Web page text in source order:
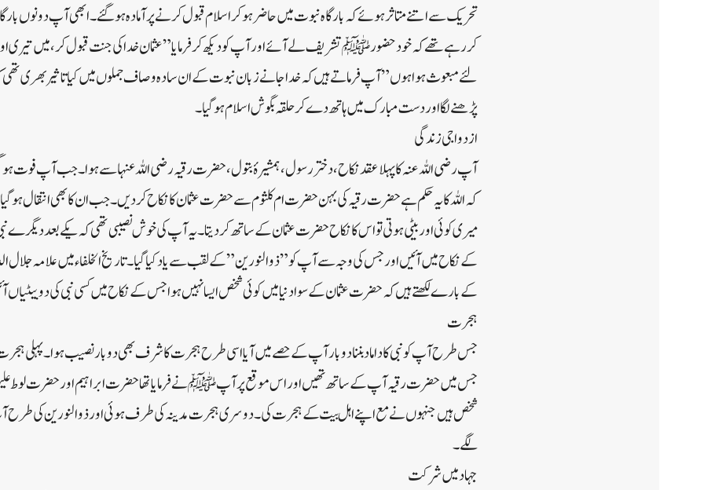
تحریک سے اتنے متاثر ہوئے کہ بارگاہ نبوت میں حاضر ہو کر اسلام قبول کرنے پر آمادہ ہو گئے ۔ ابھی آپ دونوں
کر رہے تھے کہ خود حضور ﷺ تشریف لے آئے اور آپ کو دیکھ کر فرمایا ” عثمان خدا کی جنت قبول کر ، میں تیری
لئے مبعوث ہوا ہوں ” آپ فرماتے ہیں کہ خدا جانے زبان نبوت کے ان سادہ و صاف جملوں میں کیا تاثیر بھری تھی
پڑھنے لگا اور دست مبارک میں ہاتھ دے کر حلقہ بگوش اسلام ہو گیا ۔
ازدواجی زندگی
آپ رضی اللہ عنہ کا پہلا عقد نکاح ، دختر رسول ، ہمشیرۂ بتول ، حضرت رقیہ رضی اللہ عنہا سے ہوا ۔ جب آپ فوت
کہ اللہ کا یہ حکم ہے حضرت رقیہ کی بہن حضرت ام کلثوم سے حضرت عثمان کا نکاح کر دیں ۔ جب ان کا بھی انتقال
میری کوئی اور بیٹی ہوتی تو اس کا نکاح حضرت عثمان کے ساتھ کر دیتا ۔ یہ آپ کی خوش نصیبی تھی کہ یکے بعد
کے نکاح میں آئیں اور جس کی وجہ سے آپ کو ” ذو النورین ” کے لقب سے یاد کیا گیا ۔ تاریخ الخلفاء میں علامہ جلال
کے بارے لکھتے ہیں کہ حضرت عثمان کے سوا دنیا میں کوئی شخص ایسا نہیں ہوا جس کے نکاح میں کسی نبی کی دو
ہجرت
جس طرح آپ کو نبی کا داماد بننا دو بار آپ کے حصے میں آیا اسی طرح ہجرت کا شرف بھی دوبار نصیب ہوا۔ پہلی
جس میں حضرت رقیہ آپ کے ساتھ تھیں اور اس موقع پر آپ ﷺ نے فرمایا تھا حضرت ابراہیم اور حضرت لوط علیہما
شخص ہیں جنہوں نے مع اپنے اہل بیت کے ہجرت کی ۔ دوسری ہجرت مدینہ کی طرف ہوئی اور ذوالنورین کی طرح
لگے ۔
جہاد میں شرکت